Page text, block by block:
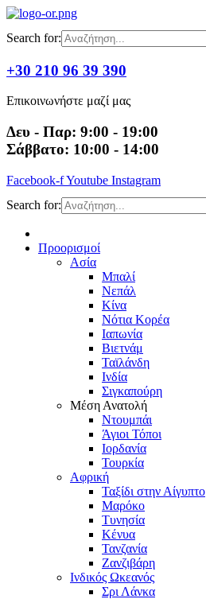
Μετάβαση
περιεχόμενο
Search for:
+30 210 96 39 390
Επικοινωνήστε μαζί μας
Δευ - Παρ: 9:00 - 19:00
Σάββατο: 10:00 - 14:00
Facebook-fYoutube Instagram
Search for:
Προορισμοί
Ασία
Μπαλί
Νεπάλ
Κίνα
Νότια Κορέα
Ιαπωνία
Βιετνάμ
Ταϊλάνδη
Ινδία
Σιγκαπούρη
Μέση Ανατολή
Ντουμπάι
Άγιοι Τόποι
Ιορδανία
Τουρκία
Αφρική
Ταξίδι στην Αίγυπτο
Μαρόκο
Τυνησία
Κένυα
Τανζανία
Ζανζιβάρη
Ινδικός Ωκεανός
Σρι Λάνκα